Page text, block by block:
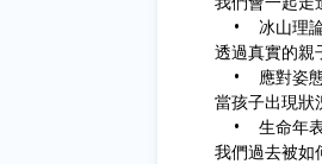
• 冰山理
透過真實的親
• 應對姿
當孩子出現狀
• 生命年
我們過去被如